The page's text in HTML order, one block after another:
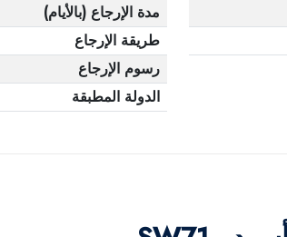
مدة الإرجاع (بالأيام)
طريقة الإرجاع
رسوم الإرجاع
الدولة المطبقة